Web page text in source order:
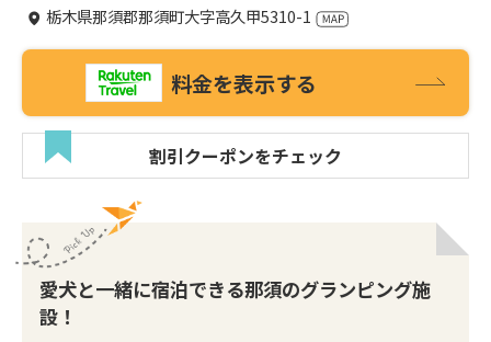
栃木県那須郡那須町大字高久甲5310-1
料金を表示する
割引クーポンをチェック
愛犬と一緒に宿泊できる那須のグランピング施
設！